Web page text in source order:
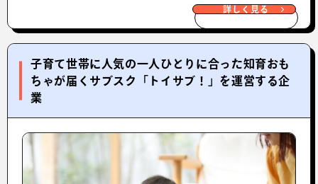
詳しく見る
子育て世帯に人気の一人ひとりに合った知育おも
ちゃが届くサブスク「トイサブ！」を運営する企
業